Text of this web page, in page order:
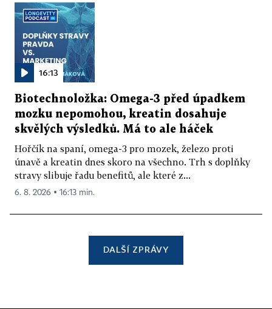
16:13
Biotechnoložka: Omega-3 před úpadkem
mozku nepomohou, kreatin dosahuje
skvělých výsledků. Má to ale háček
Hořčík na spaní, omega-3 pro mozek, železo proti
únavě a kreatin dnes skoro na všechno. Trh s doplňky
stravy slibuje řadu benefitů, ale které z...
6. 8. 2026 ▪ 16:13 min.
DALŠÍ ZPRÁVY